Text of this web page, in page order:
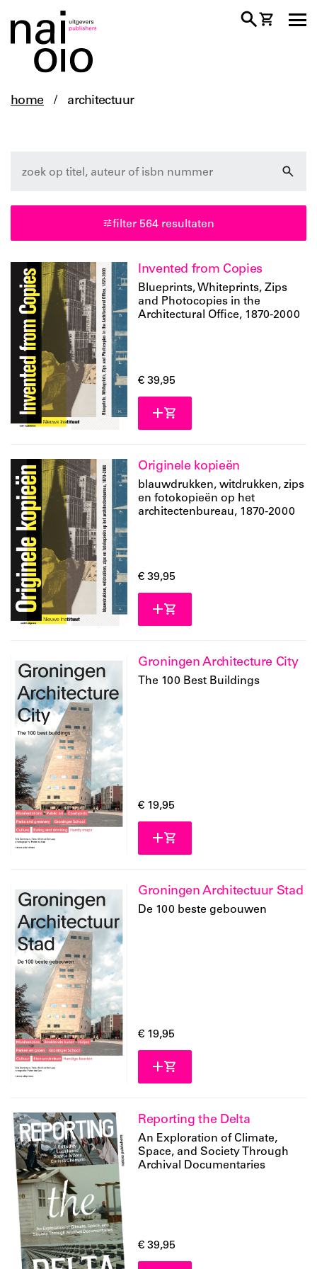
home / architectuur
architectuur
kunst
ruimtelijke ontwikkeling
stedenbouw
taal
duits
engels
nederlands
beschikbaar
leverbaar
verwacht
filter 564 resultaten
Invented from Copies
Blueprints, Whiteprints, Zips
and Photocopies in the
Architectural Office, 1870-2000
€ 39,95
Originele kopieën
blauwdrukken, witdrukken, zips
en fotokopieën op het
architectenbureau, 1870-2000
€ 39,95
Groningen Architecture City
The 100 Best Buildings
€ 19,95
Groningen Architectuur Stad
De 100 beste gebouwen
€ 19,95
Reporting the Delta
An Exploration of Climate,
Space, and Society Through
Archival Documentaries
€ 39,95